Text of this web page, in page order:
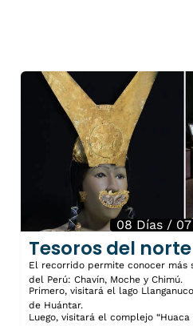
08 Días /
Tesoros del
El recorrido permite conocer más
del Perú: Chavín, Moche y Chimú.
Primero, visitará el lago
de Huántar.
Luego, visitará el complejo “Huaca